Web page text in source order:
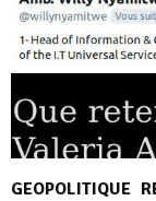
GEOPOLITIQUE